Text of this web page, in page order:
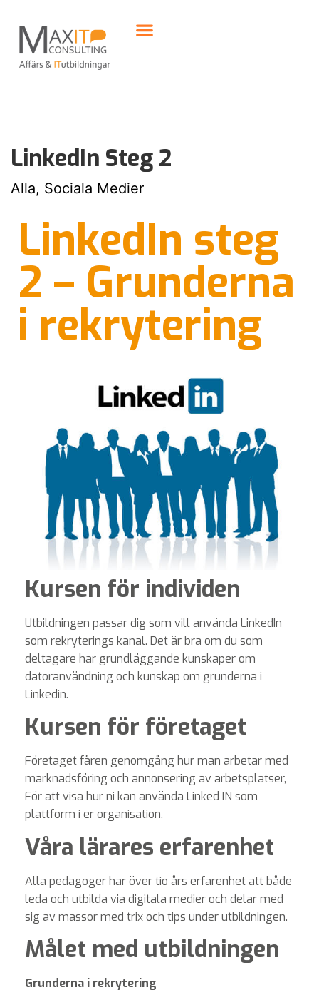
LinkedIn Steg 2
Alla, Sociala Medier
LinkedIn steg
2 – Grunderna
i rekrytering
Kursen för individen
Utbildningen passar dig som vill använda LinkedIn
som rekryterings kanal. Det är bra om du som
deltagare har grundläggande kunskaper om
datoranvändning och kunskap om grunderna i
Linkedin.
Kursen för företaget
Företaget fåren genomgång hur man arbetar med
marknadsföring och annonsering av arbetsplatser,
För att visa hur ni kan använda Linked IN som
plattform i er organisation.
Våra lärares erfarenhet
Alla pedagoger har över tio års erfarenhet att både
leda och utbilda via digitala medier och delar med
sig av massor med trix och tips under utbildningen.
Målet med utbildningen
Grunderna i rekrytering